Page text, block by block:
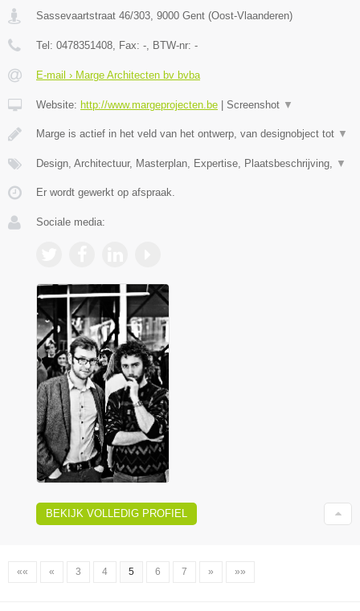
Sassevaartstraat 46/303, 9000 Gent (Oost-Vlaanderen)
Tel: 0478351408, Fax: -, BTW-nr: -
E-mail › Marge Architecten bv bvba
Website: http://www.margeprojecten.be Screenshot ▼
Marge is actief in het veld van het ontwerp, van designobject tot ▼
Design, Architectuur, Masterplan, Expertise, Plaatsbeschrijving, ▼
Er wordt gewerkt op afspraak.
Sociale media:
BEKIJK VOLLEDIG PROFIEL
«« « 3 4 5 6 7 » »»